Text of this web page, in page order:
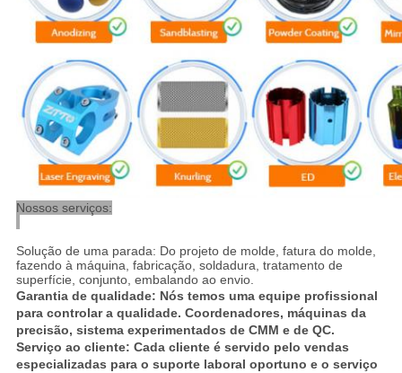
Nossos serviços:
Solução de uma parada: Do projeto de molde, fatura do molde,
fazendo à máquina, fabricação, soldadura, tratamento de
superfície, conjunto, embalando ao envio.
Garantia de qualidade: Nós temos uma equipe profissional
para controlar a qualidade. Coordenadores, máquinas da
precisão, sistema experimentados de CMM e de QC.
Serviço ao cliente: Cada cliente é servido pelo vendas
especializadas para o suporte laboral oportuno e o serviço